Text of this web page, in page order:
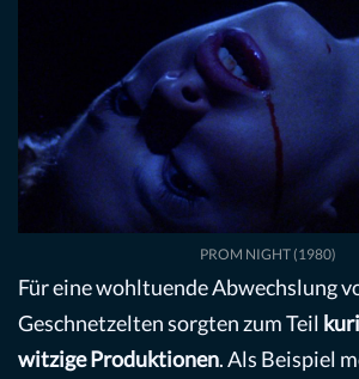
PROM NIGHT (1980)
Für eine wohltuende Abwechslung
Geschnetzelten sorgten zum Teil
witzige Produktionen. Als Beispiel